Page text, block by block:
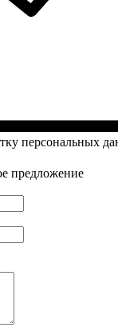
персональных
предложение